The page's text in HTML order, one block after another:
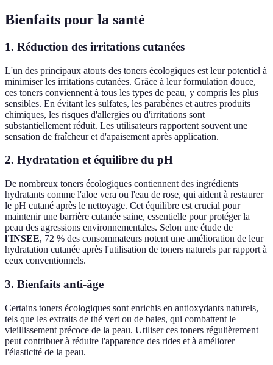
Bienfaits pour la santé
1. Réduction des irritations cutanées
L'un des principaux atouts des toners écologiques est leur potentiel à
minimiser les irritations cutanées. Grâce à leur formulation douce,
ces toners conviennent à tous les types de peau, y compris les plus
sensibles. En évitant les sulfates, les parabènes et autres produits
chimiques, les risques d'allergies ou d'irritations sont
substantiellement réduit. Les utilisateurs rapportent souvent une
sensation de fraîcheur et d'apaisement après application.
2. Hydratation et équilibre du pH
De nombreux toners écologiques contiennent des ingrédients
hydratants comme l'aloe vera ou l'eau de rose, qui aident à restaurer
le pH cutané après le nettoyage. Cet équilibre est crucial pour
maintenir une barrière cutanée saine, essentielle pour protéger la
peau des agressions environnementales. Selon une étude de
l'INSEE, 72 % des consommateurs notent une amélioration de leur
hydratation cutanée après l'utilisation de toners naturels par rapport à
ceux conventionnels.
3. Bienfaits anti-âge
Certains toners écologiques sont enrichis en antioxydants naturels,
tels que les extraits de thé vert ou de baies, qui combattent le
vieillissement précoce de la peau. Utiliser ces toners régulièrement
peut contribuer à réduire l'apparence des rides et à améliorer
l'élasticité de la peau.